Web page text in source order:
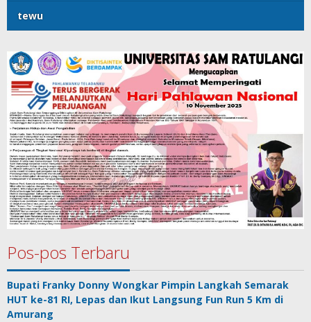
tewu
Pos-pos Terbaru
Bupati Franky Donny Wongkar Pimpin Langkah Semarak
HUT ke-81 RI, Lepas dan Ikut Langsung Fun Run 5 Km di
Amurang